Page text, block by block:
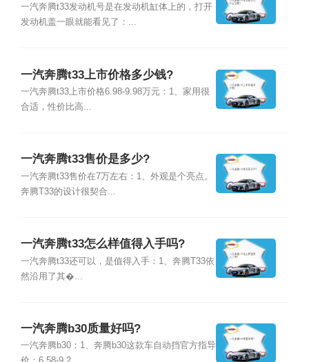
一汽奔腾t33发动机号是在发动机缸体上的，打开
发动机盖一眼就能看见了：...
一汽奔腾t33上市价格多少钱?
一汽奔腾t33上市价格6.98-9.98万元：1、家用很
合适，性价比高...
一汽奔腾t33售价是多少?
一汽奔腾t33售价在7万左右：1、外观是个亮点。
奔腾T33的设计很契合...
一汽奔腾t33怎么样值得入手吗?
一汽奔腾t33还可以，是值得入手：1、奔腾T33依
然沿用了其�...
一汽奔腾b30质量好吗?
一汽奔腾b30：1、奔腾b30这款车自动挡官方指导